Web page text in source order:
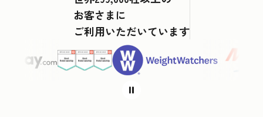
お客さまに
ご利用いただいています